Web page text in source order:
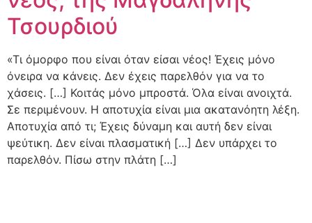
Τσουρδιού
«Τι όμορφο που είναι όταν είσαι νέος! Έχεις μόνο
όνειρα να κάνεις. Δεν έχεις παρελθόν για να το
χάσεις. […] Κοιτάς μόνο μπροστά. Όλα είναι ανοιχτά.
Σε περιμένουν. Η αποτυχία είναι μια ακατανόητη λέξη.
Αποτυχία από τι; Έχεις δύναμη και αυτή δεν είναι
ψεύτικη. Δεν είναι πλασματική […] Δεν υπάρχει το
παρελθόν. Πίσω στην πλάτη […]